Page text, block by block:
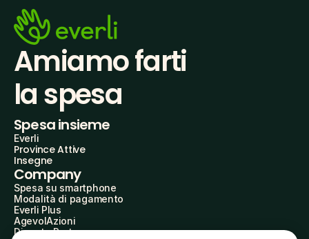
Amiamo farti
la spesa
Spesa insieme
Everli
Province Attive
Insegne
Company
Spesa su smartphone
Modalità di pagamento
Everli Plus
AgevolAzioni
Diventa Partner